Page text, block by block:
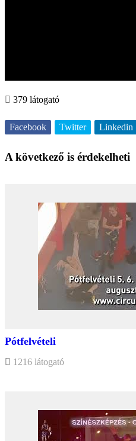
379 látogató
Facebook Twitter Linkedin
A következő is érdekelheti
Pótfelvételi
1216 látogató